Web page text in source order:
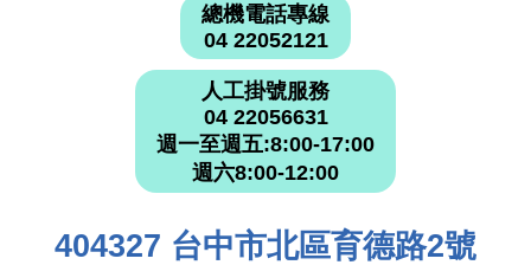
總機電話專線
04 22052121
人工掛號服務
04 22056631
週一至週五:8:00-17:00
週六8:00-12:00
404327 台中市北區育德路2號